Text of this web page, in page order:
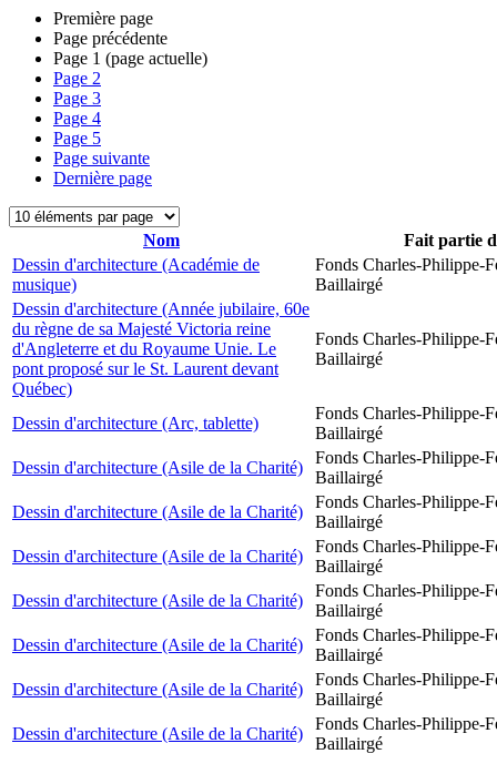
Première page
Page précédente
Page 1 (page actuelle)
Page 2
Page 3
Page 4
Page 5
Page suivante
Dernière page
Nom
Fait partie
Dessin d'architecture (Académie de
musique)
Fonds Charles-Philippe-
Baillairgé
Dessin d'architecture (Année jubilaire, 60e
du règne de sa Majesté Victoria reine
d'Angleterre et du Royaume Unie. Le
pont proposé sur le St. Laurent devant
Québec)
Fonds Charles-Philippe-
Baillairgé
Dessin d'architecture (Arc, tablette)
Fonds Charles-Philippe-
Baillairgé
Dessin d'architecture (Asile de la Charité)
Fonds Charles-Philippe-
Baillairgé
Dessin d'architecture (Asile de la Charité)
Fonds Charles-Philippe-
Baillairgé
Dessin d'architecture (Asile de la Charité)
Fonds Charles-Philippe-
Baillairgé
Dessin d'architecture (Asile de la Charité)
Fonds Charles-Philippe-
Baillairgé
Dessin d'architecture (Asile de la Charité)
Fonds Charles-Philippe-
Baillairgé
Dessin d'architecture (Asile de la Charité)
Fonds Charles-Philippe-
Baillairgé
Dessin d'architecture (Asile de la Charité)
Fonds Charles-Philippe-
Baillairgé